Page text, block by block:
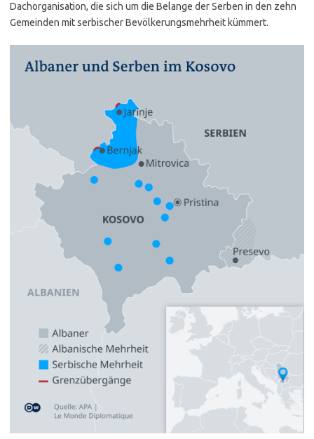
Dachorganisation, die sich um die Belange der Serben in den zehn
Gemeinden mit serbischer Bevölkerungsmehrheit kümmert.